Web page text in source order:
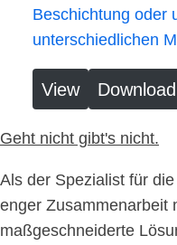
Beschichtung oder
unterschiedlichen
View Download
Geht nicht gibt's nicht.
Als der Spezialist für
enger Zusammenarbeit
maßgeschneiderte